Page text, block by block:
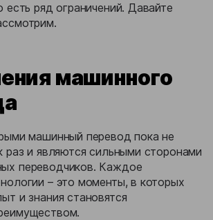
есть ряд ограничений. Давайте
машинного
машинный перевод пока не
раз и являются сильными сторонами
переводчиков. Каждое
– это моменты, в которых
и знания становятся